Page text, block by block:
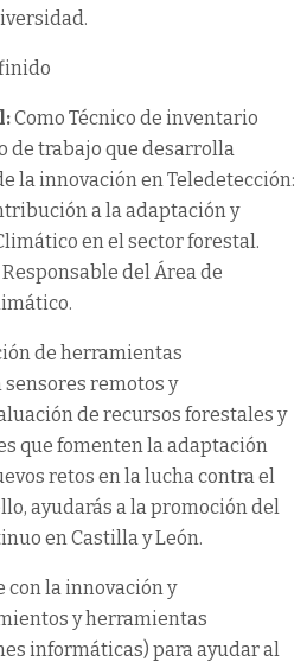
Como Técnico de inventario
de trabajo que desarrolla
la innovación en Teledetección:
a la adaptación y
en el sector forestal.
del Área de
de herramientas
remotos y
de recursos forestales y
que fomenten la adaptación
retos en la lucha contra el
ayudarás a la promoción del
en Castilla y León.
con la innovación y
y herramientas
informáticas) para ayudar al